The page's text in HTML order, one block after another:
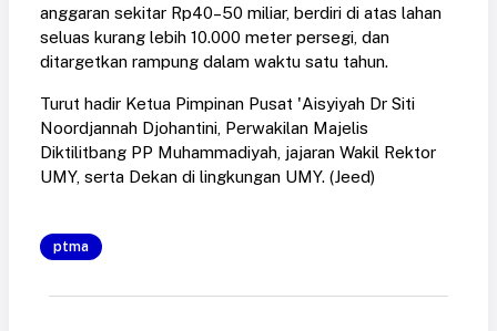
anggaran sekitar Rp40–50 miliar, berdiri di atas lahan
seluas kurang lebih 10.000 meter persegi, dan
ditargetkan rampung dalam waktu satu tahun.
Turut hadir Ketua Pimpinan Pusat 'Aisyiyah Dr Siti
Noordjannah Djohantini, Perwakilan Majelis
Diktilitbang PP Muhammadiyah, jajaran Wakil Rektor
UMY, serta Dekan di lingkungan UMY. (Jeed)
ptma